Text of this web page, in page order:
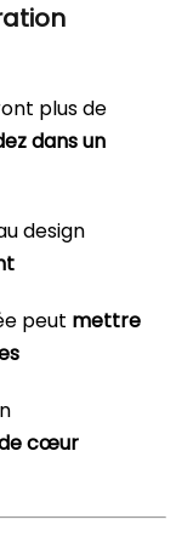
plus de
dans un
design
peut mettre
cœur